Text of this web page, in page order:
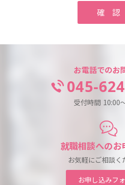
お電話でのお
045-
受付時間 10:00
就職相談へのお
お気軽にご相談く
お申し込みフ